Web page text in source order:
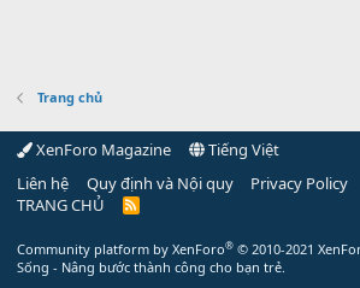
Trang chủ
XenForo Magazine
Tiếng Việt
Liên hệ
Quy định và Nội quy Privacy Policy
TRANG CHỦ
R
Community platform by XenForo® © 2010-2021
Sống - Nâng bước thành công cho bạn trẻ.